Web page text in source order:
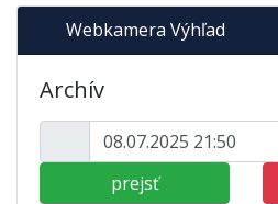
Webkamera Výhľad
Archív
prejsť